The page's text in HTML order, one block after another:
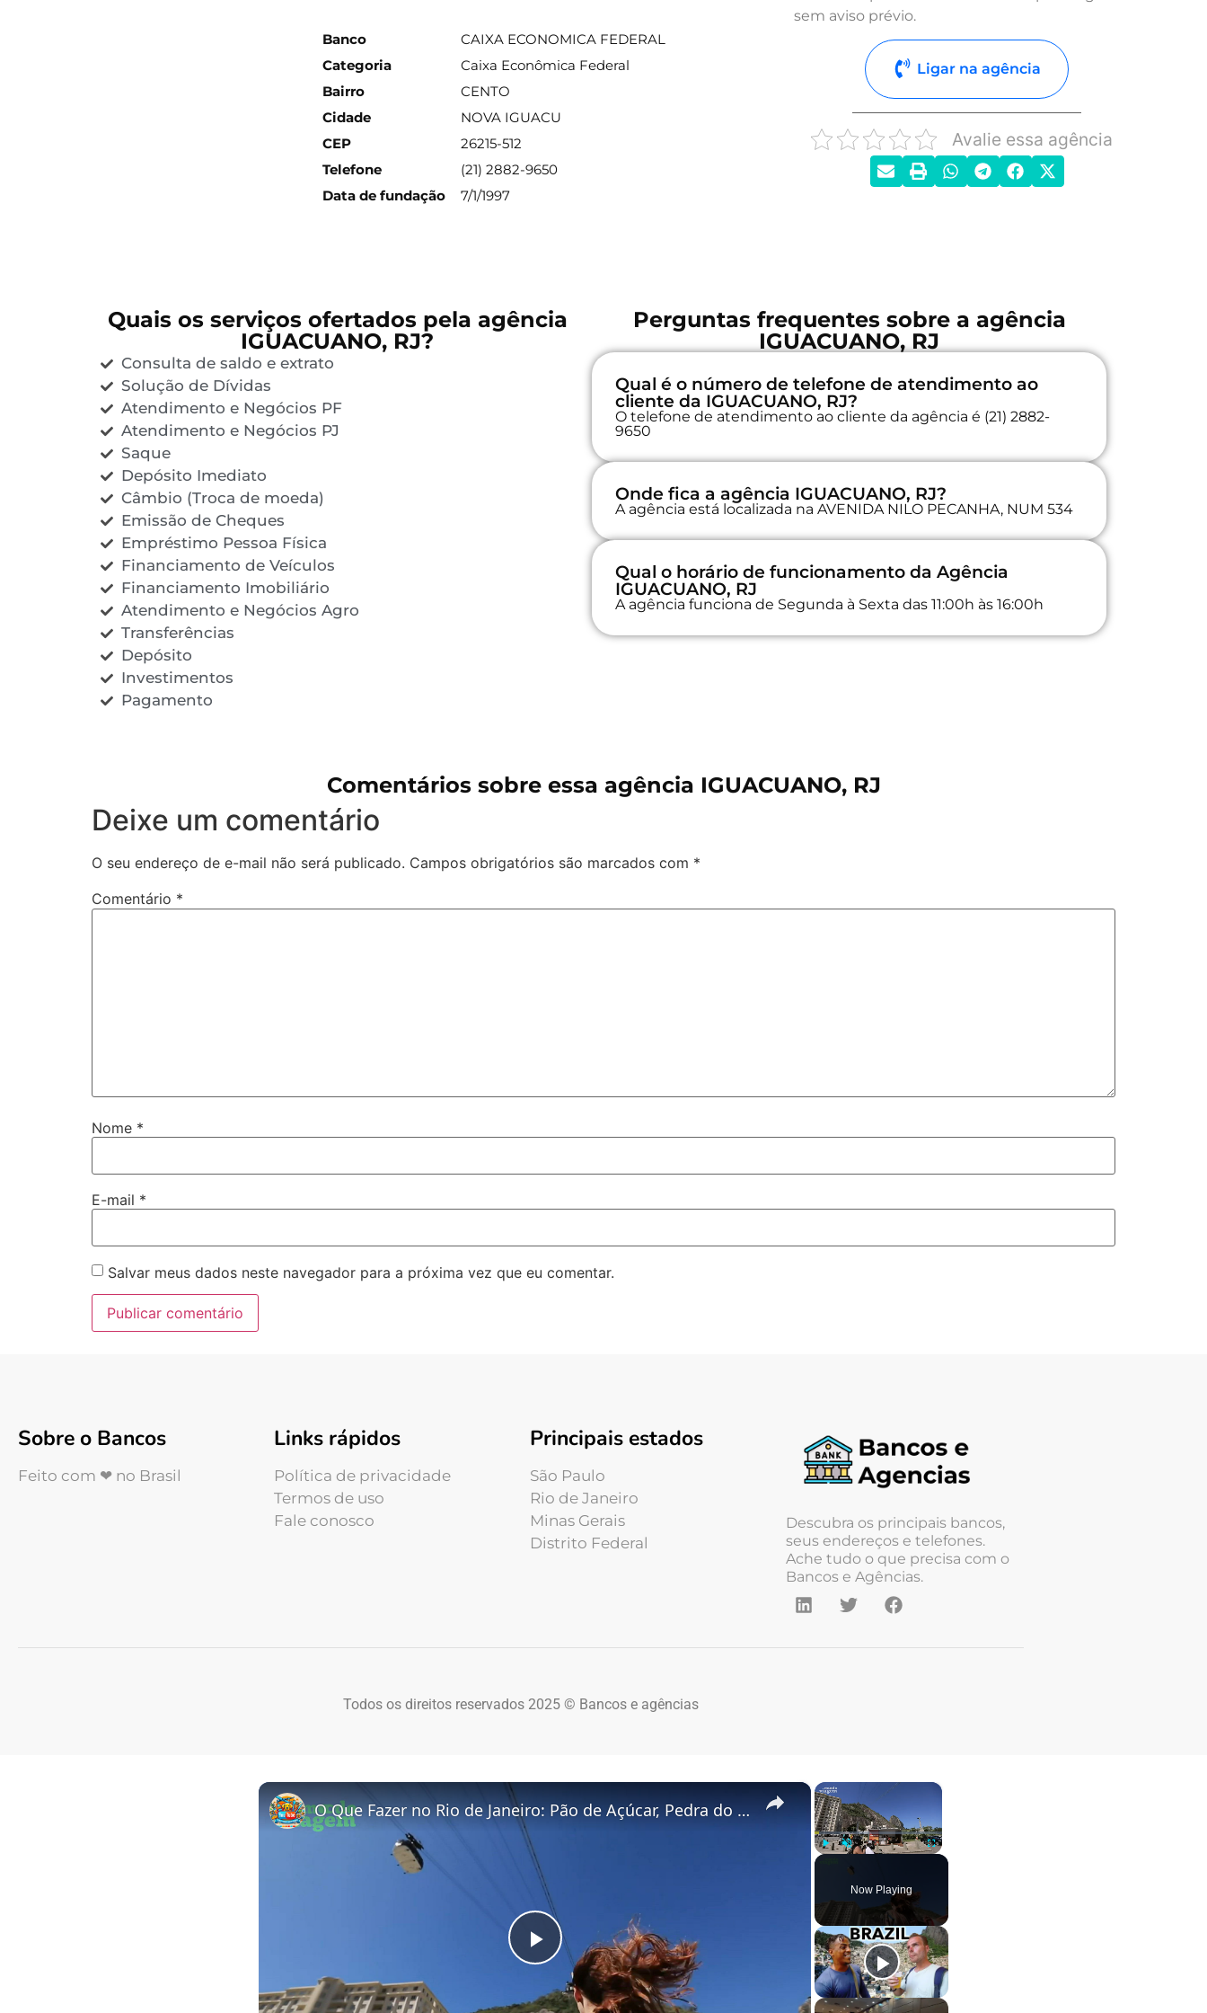
Banco
CAIXA ECONOMICA FEDERAL
Categoria
Caixa Econômica Federal
Bairro
CENTO
Cidade
NOVA IGUACU
CEP
26215-512
Telefone
(21) 2882-9650
Data de fundação
7/1/1997
sem aviso prévio.
Ligar na agência
Avalie essa agência
Quais os serviços ofertados pela agência
IGUACUANO, RJ?
Consulta de saldo e extrato
Solução de Dívidas
Atendimento e Negócios PF
Atendimento e Negócios PJ
Saque
Depósito Imediato
Câmbio (Troca de moeda)
Emissão de Cheques
Empréstimo Pessoa Física
Financiamento de Veículos
Financiamento Imobiliário
Atendimento e Negócios Agro
Transferências
Depósito
Investimentos
Pagamento
Perguntas frequentes sobre a agência
IGUACUANO, RJ
Qual é o número de telefone de atendimento ao
cliente da IGUACUANO, RJ?
O telefone de atendimento ao cliente da agência é (21) 2882-
9650
Onde fica a agência IGUACUANO, RJ?
A agência está localizada na AVENIDA NILO PECANHA, NUM 534
Qual o horário de funcionamento da Agência
IGUACUANO, RJ
A agência funciona de Segunda à Sexta das 11:00h às 16:00h
Comentários sobre essa agência IGUACUANO, RJ
Deixe um comentário
O seu endereço de e-mail não será publicado. Campos obrigatórios são marcados com *
Comentário *
Nome *
E-mail *
Salvar meus dados neste navegador para a próxima vez que eu comentar.
Sobre o Bancos
Feito com ❤ no Brasil
Links rápidos
Política de privacidade
Termos de uso
Fale conosco
Principais estados
São Paulo
Rio de Janeiro
Minas Gerais
Distrito Federal
Descubra os principais bancos,
seus endereços e telefones.
Ache tudo o que precisa com o
Bancos e Agências.
Todos os direitos reservados 2025 © Bancos e agências
×
Fullscreen
Now Playing
×
Play Video
O Que Fazer no Rio de Janeiro: Pão de Açúcar, Pedra do Sal e Mureta da Urca! 🌊✨